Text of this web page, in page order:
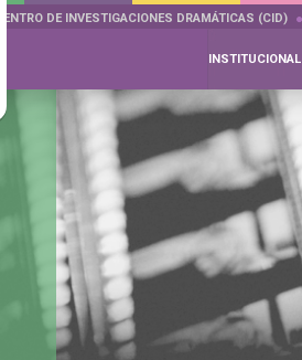
CENTRO DE INVESTIGACIONES DRAMÁTICAS (CID)
INSTITUCIONAL